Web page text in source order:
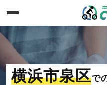
横浜市泉区で